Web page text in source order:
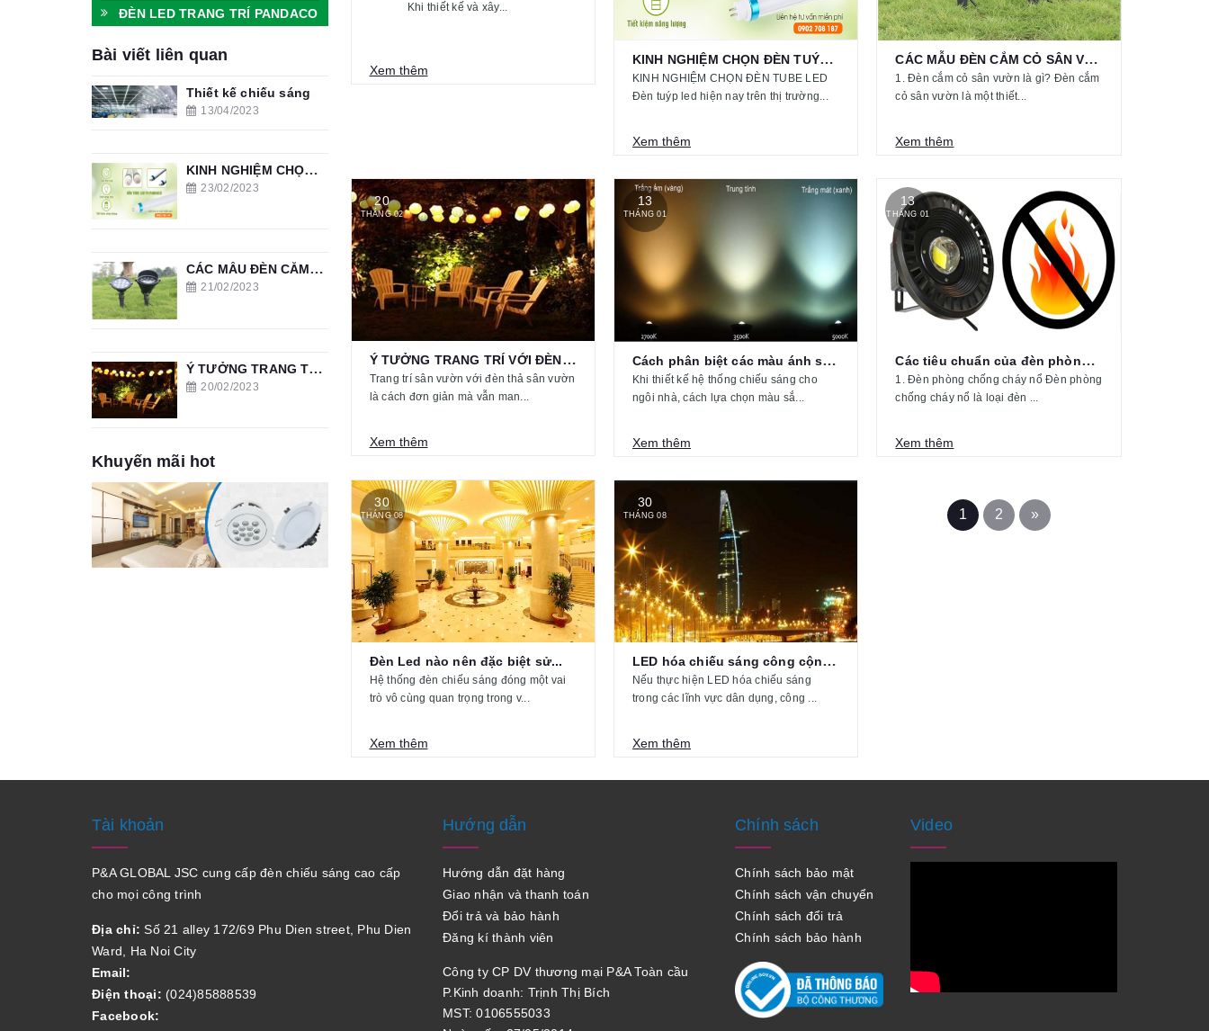
Khi thiết kế và xây...
Xem thêm
KINH NGHIỆM CHỌN ĐÈN TUÝP LED PHÒNG...
KINH NGHIỆM CHỌN ĐÈN TUBE LED
Đèn tuýp led hiện nay trên thị trường...
Xem thêm
CÁC MẪU ĐÈN CẮM CỎ SÂN VƯỜN
1. Đèn cắm cỏ sân vườn là gì? Đèn cắm
cỏ sân vườn là một thiết...
Xem thêm
Ý TƯỞNG TRANG TRÍ VỚI ĐÈN THẢ...
20
THÁNG 02
Trang trí sân vườn với đèn thả sân vườn
là cách đơn giản mà vẫn man...
Xem thêm
Cách phân biệt các màu ánh sáng...
13
THÁNG 01
Khi thiết kế hệ thống chiếu sáng cho
ngôi nhà, cách lựa chọn màu sắ...
Xem thêm
Các tiêu chuẩn của đèn phòng chống...
13
THÁNG 01
1. Đèn phòng chống cháy nổ Đèn phòng
chống cháy nổ là loại đèn ...
Xem thêm
Đèn Led nào nên đặc biệt sử...
30
THÁNG 08
Hệ thống đèn chiếu sáng đóng một vai
trò vô cùng quan trọng trong v...
Xem thêm
LED hóa chiếu sáng công cộng, tiết...
30
THÁNG 08
Nếu thực hiện LED hóa chiếu sáng
trong các lĩnh vực dân dụng, công ...
Xem thêm
1 2 »
ĐÈN LED TRANG TRÍ PANDACO
Bài viết liên quan
Thiết kế chiếu sáng
13/04/2023
KINH NGHIỆM CHỌN ĐÈN TUÝP LED PHÒNG KHÁCH
23/02/2023
CÁC MẪU ĐÈN CẮM CỎ SÂN VƯỜN
21/02/2023
Ý TƯỞNG TRANG TRÍ VỚI ĐÈN THẢ SÂN VƯỜN
20/02/2023
Khuyến mãi hot
Tài khoản
P&A GLOBAL JSC cung cấp đèn chiếu sáng cao cấp
cho mọi công trình
Địa chỉ: Số 21 alley 172/69 Phu Dien street, Phu Dien
Ward, Ha Noi City
Email:
Điện thoại: (024)85888539
Facebook:
Hướng dẫn
Hướng dẫn đặt hàng
Giao nhận và thanh toán
Đổi trả và bảo hành
Đăng kí thành viên
Công ty CP DV thương mại P&A Toàn cầu
P.Kinh doanh: Trịnh Thị Bích
MST: 0106555033
Chính sách
Chính sách bảo mật
Chính sách vận chuyển
Chính sách đổi trả
Chính sách bảo hành
Video